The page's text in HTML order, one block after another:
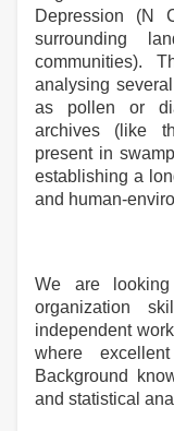
Depression (N
surrounding
communities).
analysing
as pollen or
archives (like
present in
establishing a
and human-
We are
organization
independent
where
Background
and statistical